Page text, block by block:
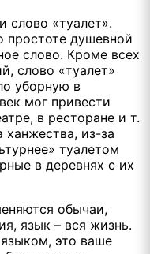
слово «туалет».
простоте душевной
слово. Кроме всех
слово «туалет»
уборную в
мог привести
в ресторане и т.
ханжества, из-за
туалетом
в деревнях с их
обычаи,
язык – вся жизнь.
это ваше